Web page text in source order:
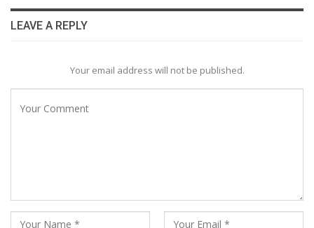
LEAVE A REPLY
Your email address will not be published.